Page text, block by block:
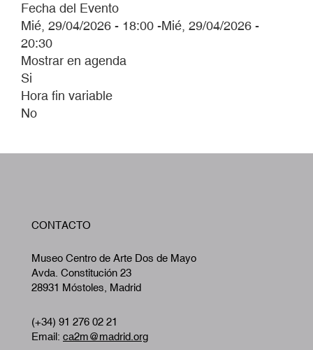
Fecha del Evento
Mié, 29/04/2026 - 18:00 -Mié, 29/04/2026 -
20:30
Mostrar en agenda
Si
Hora fin variable
No
CONTACTO
Museo Centro de Arte Dos de Mayo
Avda. Constitución 23
28931 Móstoles, Madrid
(+34) 91 276 02 21
Email: ca2m@madrid.org